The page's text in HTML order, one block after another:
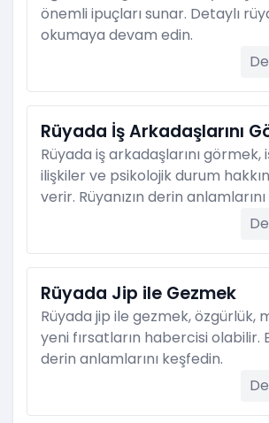
önemli ipuçları sunar. Detaylı
okumaya devam edin.
Rüyada İş Arkadaşlarını
Rüyada iş arkadaşlarını görmek,
ilişkiler ve psikolojik durum
verir. Rüyanızın derin
Rüyada Jip ile Gezmek
Rüyada jip ile gezmek, özgürlük,
yeni fırsatların habercisi olabilir.
derin anlamlarını keşfedin.